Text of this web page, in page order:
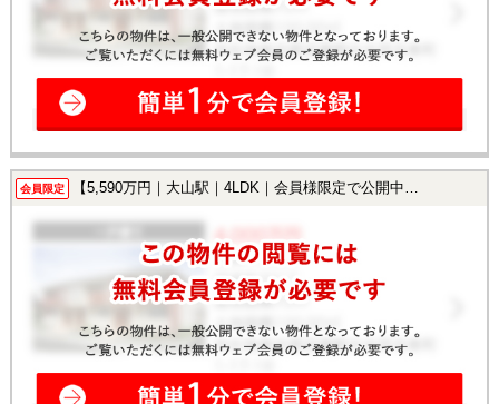
会員限定 【5,590万円｜大山駅｜4LDK｜会員様限定で公開中！】